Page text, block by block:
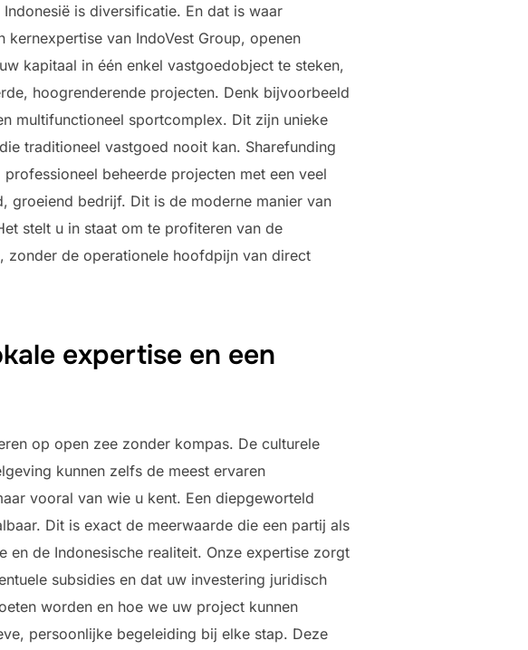
is diversificatie. En dat is waar
van IndoVest Group, openen
kapitaal in één enkel vastgoedobject te steken,
hoogrenderende projecten. Denk bijvoorbeeld
multifunctioneel sportcomplex. Dit zijn unieke
traditioneel vastgoed nooit kan. Sharefunding
beheerde projecten met een veel
groeiend bedrijf. Dit is de moderne manier van
stelt u in staat om te profiteren van de
zonder de operationele hoofdpijn van direct
expertise en een
op open zee zonder kompas. De culturele
kunnen zelfs de meest ervaren
vooral van wie u kent. Een diepgeworteld
Dit is exact de meerwaarde die een partij als
de Indonesische realiteit. Onze expertise zorgt
subsidies en dat uw investering juridisch
worden en hoe we uw project kunnen
persoonlijke begeleiding bij elke stap. Deze